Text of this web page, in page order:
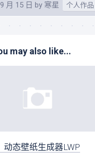
月 15 日 by 寒星 个人作品
may also like...
动态壁纸生成器LWP